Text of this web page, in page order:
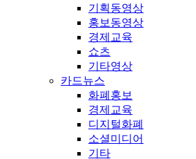
기획동영상
홍보동영상
경제교육
쇼츠
기타영상
카드뉴스
화폐홍보
경제교육
디지털화폐
소셜미디어
기타